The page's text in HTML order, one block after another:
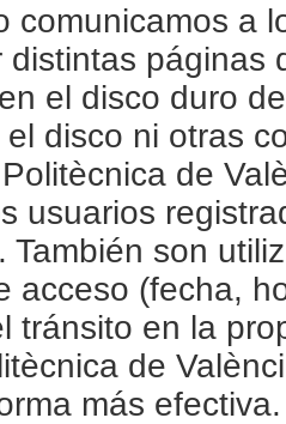
comunicamos a
distintas páginas
el disco duro
disco ni otras
de
usuarios
También son
acceso (fecha,
tránsito en la
de
más efectiva.